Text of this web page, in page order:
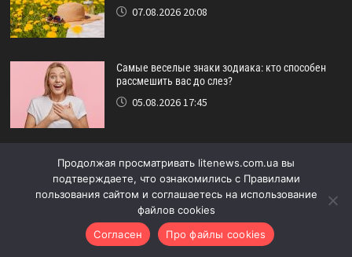
07.08.2026 20:08
Самые веселые знаки зодиака: кто способен
рассмешить вас до слез?
05.08.2026 17:45
Астрологический прогноз на август: кому
повезет в конце лета
29.07.2026 16:15
Продолжая просматривать litenews.com.ua вы
подтверждаете, что ознакомились с Правилами
пользования сайтом и соглашаетесь на использование
файлов cookies
Согласен
Про файлы cookies